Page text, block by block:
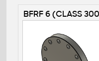
BFRF 6 (CLASS